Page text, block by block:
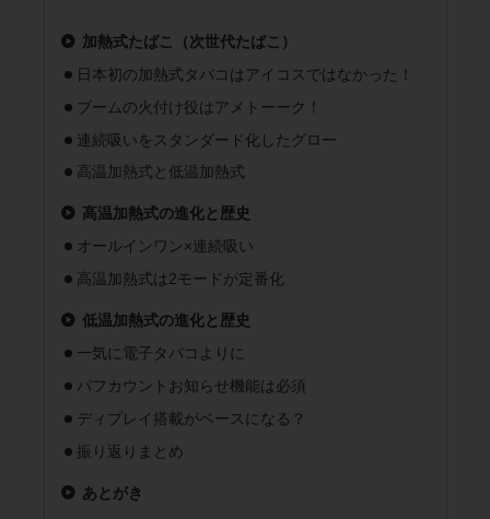
加熱式たばこ（次世代たばこ）
日本初の加熱式タバコはアイコスではなかった！
ブームの火付け役はアメトーーク！
連続吸いをスタンダード化したグロー
高温加熱式と低温加熱式
高温加熱式の進化と歴史
オールインワン×連続吸い
高温加熱式は2モードが定番化
低温加熱式の進化と歴史
一気に電子タバコよりに
パフカウントお知らせ機能は必須
ディプレイ搭載がベースになる？
振り返りまとめ
あとがき